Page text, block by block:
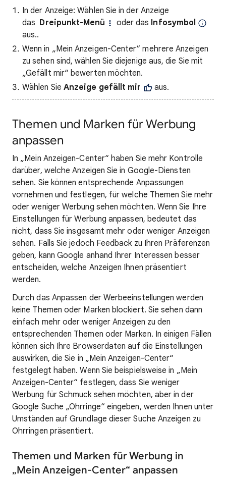
In der Anzeige: Wählen Sie in der Anzeige
das Dreipunkt-Menü oder das Infosymbol
aus..
Wenn in „Mein Anzeigen-Center“ mehrere Anzeigen
zu sehen sind, wählen Sie diejenige aus, die Sie mit
„Gefällt mir“ bewerten möchten.
Wählen Sie Anzeige gefällt mir aus.
Themen und Marken für Werbung
anpassen
In „Mein Anzeigen-Center“ haben Sie mehr Kontrolle
darüber, welche Anzeigen Sie in Google-Diensten
sehen. Sie können entsprechende Anpassungen
vornehmen und festlegen, für welche Themen Sie mehr
oder weniger Werbung sehen möchten. Wenn Sie Ihre
Einstellungen für Werbung anpassen, bedeutet das
nicht, dass Sie insgesamt mehr oder weniger Anzeigen
sehen. Falls Sie jedoch Feedback zu Ihren Präferenzen
geben, kann Google anhand Ihrer Interessen besser
entscheiden, welche Anzeigen Ihnen präsentiert
werden.
Durch das Anpassen der Werbeeinstellungen werden
keine Themen oder Marken blockiert. Sie sehen dann
einfach mehr oder weniger Anzeigen zu den
entsprechenden Themen oder Marken. In einigen Fällen
können sich Ihre Browserdaten auf die Einstellungen
auswirken, die Sie in „Mein Anzeigen-Center“
festgelegt haben. Wenn Sie beispielsweise in „Mein
Anzeigen-Center“ festlegen, dass Sie weniger
Werbung für Schmuck sehen möchten, aber in der
Google Suche „Ohrringe“ eingeben, werden Ihnen unter
Umständen auf Grundlage dieser Suche Anzeigen zu
Ohrringen präsentiert.
Themen und Marken für Werbung in
„Mein Anzeigen-Center“ anpassen